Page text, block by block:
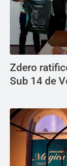
Zdero
Sub 14 de